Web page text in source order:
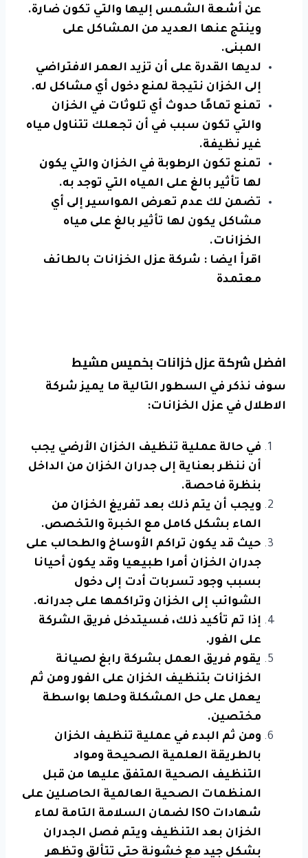
عن أشعة الشمس إليها والتي تكون ضارة.
وينتج عنها العديد من المشاكل على
المبنى.
لديها القدرة على أن تزيد العمر الافتراضي
إلى الخزان نتيجة لمنع دخول أي مشاكل له.
تمنع تمامًا حدوث أي تلوثات في الخزان
والتي تكون سبب في أن تجعلك تتناول مياه
غير نظيفة.
تمنع تكون الرطوبة في الخزان والتي يكون
لها تأثير بالغ على المياه التي توجد به.
تضمن لك عدم تعرض المواسير إلى أي
مشاكل يكون لها تأثير بالغ على مياه
الخزانات.
اقرأ ايضا : شركة عزل الخزانات بالطائف
معتمدة
افضل شركة عزل خزانات بخميس مشيط
سوف نذكر في السطور التالية ما يميز شركة
الاطلال في عزل الخزانات:
في حالة عملية تنظيف الخزان الأرضي يجب
أن ننظر بعناية إلى جدران الخزان من الداخل
بنظرة فاحصة.
ويجب أن يتم ذلك بعد تفريغ الخزان من
الماء بشكل كامل مع الخبرة والتخصص.
حيث قد يكون تراكم الأوساخ والطحالب على
جدران الخزان أمرا طبيعيا وقد يكون أحيانا
بسبب وجود تسربات أدت إلى دخول
الشوائب إلى الخزان وتراكمها على جدرانه.
إذا تم تأكيد ذلك، فسيتدخل فريق الشركة
على الفور.
يقوم فريق العمل بشركة رابغ لصيانة
الخزانات بتنظيف الخزان على الفور ومن ثم
يعمل على حل المشكلة وحلها بواسطة
مختصين.
ومن ثم البدء في عملية تنظيف الخزان
بالطريقة العلمية الصحيحة ومواد
التنظيف الصحية المتفق عليها من قبل
المنظمات الصحية العالمية الحاصلين على
شهادات ISO لضمان السلامة التامة لماء
الخزان بعد التنظيف ويتم فصل الجدران
بشكل جيد مع خشونة حتى تتألق وتظهر